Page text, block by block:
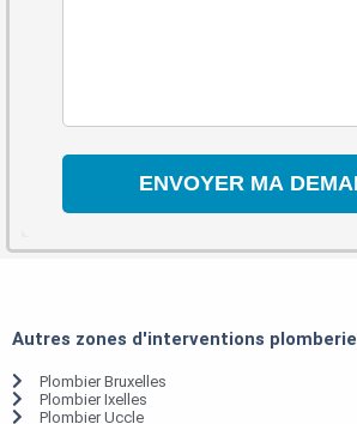
Autres zones d'interventions plomberie
Plombier Bruxelles
Plombier Ixelles
Plombier Uccle